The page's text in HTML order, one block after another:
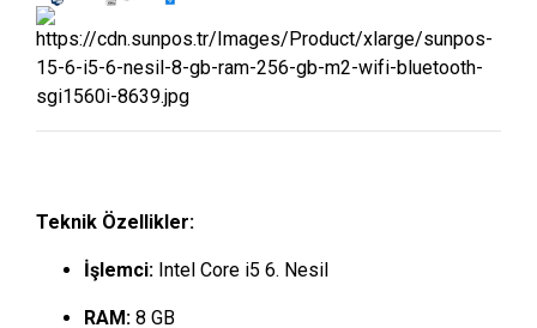
Teknik Özellikler:
İşlemci: Intel Core i5 6. Nesil
RAM: 8 GB